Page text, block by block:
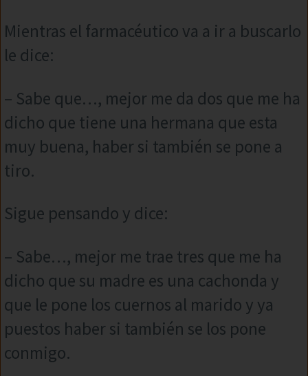
Mientras el farmacéutico va a ir a buscarlo
le dice:
– Sabe que…, mejor me da dos que me ha
dicho que tiene una hermana que esta
muy buena, haber si también se pone a
tiro.
Sigue pensando y dice:
– Sabe…, mejor me trae tres que me ha
dicho que su madre es una cachonda y
que le pone los cuernos al marido y ya
puestos haber si también se los pone
conmigo.